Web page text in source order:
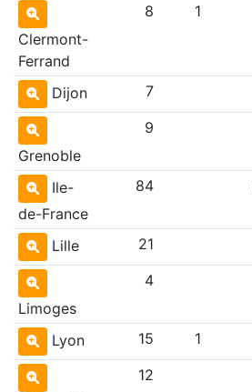
Clermont-
Ferrand
8 1
Dijon 7
Grenoble
9
Ile-
de-France
84
Lille 21
Limoges
4
Lyon 15 1
12